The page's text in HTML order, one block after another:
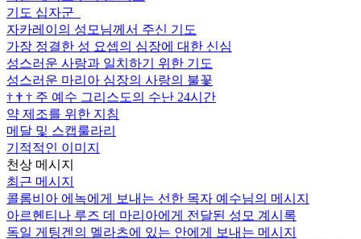
기도 십자군
자카레이의 성모님께서 주신 기도
가장 정결한 성 요셉의 심장에 대한 신심
성스러운 사랑과 일치하기 위한 기도
성스러운 마리아 심장의 사랑의 불꽃
† † † 주 예수 그리스도의 수난 24시간
약 제조를 위한 지침
메달 및 스캡룰라리
기적적인 이미지
천상 메시지
최근 메시지
콜롬비아 에녹에게 보내는 선한 목자 예수님의 메시지
아르헨티나 루즈 데 마리아에게 전달된 성모 계시록
독일 게팅겐의 멜라츠에 있는 안에게 보내는 메시지